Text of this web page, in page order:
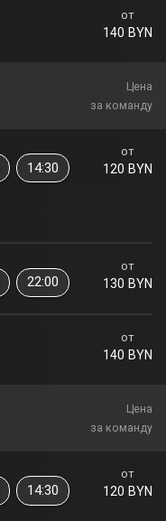
от
140 BYN
Цена
за команду
от
120 BYN
14:30
от
130 BYN
22:00
от
140 BYN
Цена
за команду
от
120 BYN
14:30